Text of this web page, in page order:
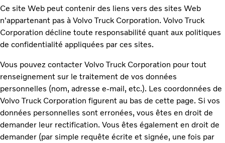
Ce site Web peut contenir des liens vers des sites Web
n'appartenant pas à Volvo Truck Corporation. Volvo Truck
Corporation décline toute responsabilité quant aux politiques
de confidentialité appliquées par ces sites.
Vous pouvez contacter Volvo Truck Corporation pour tout
renseignement sur le traitement de vos données
personnelles (nom, adresse e-mail, etc.). Les coordonnées de
Volvo Truck Corporation figurent au bas de cette page. Si vos
données personnelles sont erronées, vous êtes en droit de
demander leur rectification. Vous êtes également en droit de
demander (par simple requête écrite et signée, une fois par